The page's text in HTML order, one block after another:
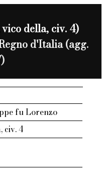
della, civ. 4)
d'Italia (agg.
fu Lorenzo
civ. 4